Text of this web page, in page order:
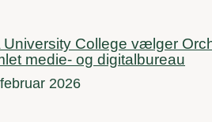
University College vælger
medie- og digitalbureau
2026